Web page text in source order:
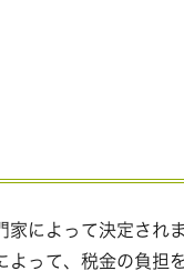
によって決定され
って、税金の負担